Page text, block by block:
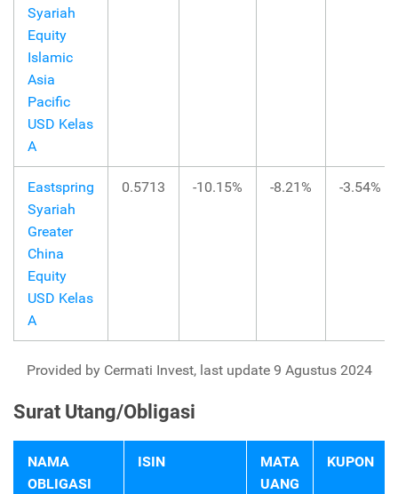
Syariah
Equity
Islamic
Asia
Pacific
USD Kelas
A
Eastspring
Syariah
Greater
China
Equity
USD Kelas
A
0.5713 -10.15% -8.21% -3.54%
Provided by Cermati Invest, last update 9 Agustus 2024
Surat Utang/Obligasi
NAMA
OBLIGASI
ISIN
MATA
UANG
KUPON